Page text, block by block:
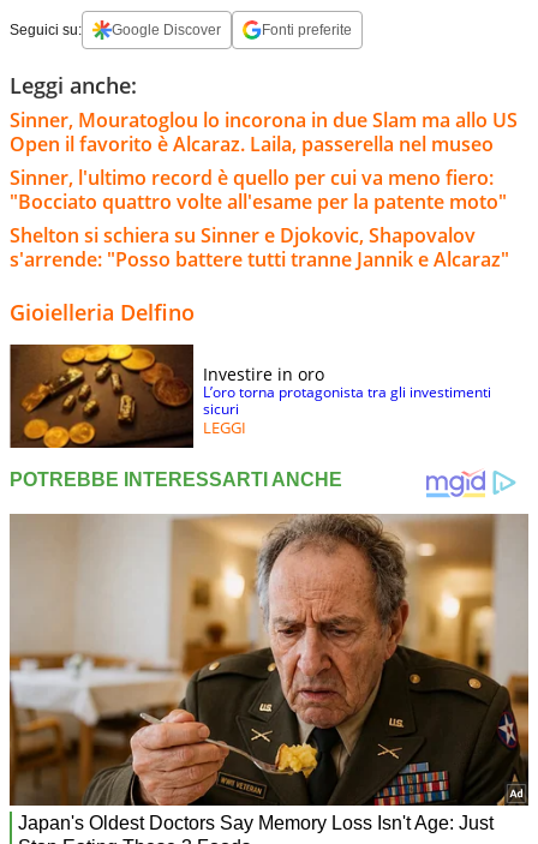
Seguici su: Google Discover Fonti preferite
Leggi anche:
Sinner, Mouratoglou lo incorona in due Slam ma allo US
Open il favorito è Alcaraz. Laila, passerella nel museo
Sinner, l'ultimo record è quello per cui va meno fiero:
"Bocciato quattro volte all'esame per la patente moto"
Shelton si schiera su Sinner e Djokovic, Shapovalov
s'arrende: "Posso battere tutti tranne Jannik e Alcaraz"
Gioielleria Delfino
Investire in oro
L’oro torna protagonista tra gli investimenti
sicuri
LEGGI